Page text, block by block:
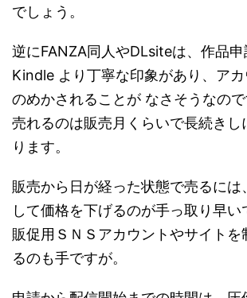
でしょう。
逆にFANZA同人やDLsiteは、作品
Kindle より丁寧な印象があり、ア
のめかされることが なさそうなの
売れるのは販売月くらいで長続きし
ります。
販売から日が経った状態で売るには
して価格を下げるのが手っ取り早い
販促用ＳＮＳアカウントやサイトを
るのも手ですが。